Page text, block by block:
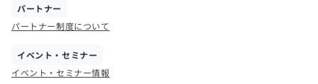
パートナー
パートナー制度について
イベント・セミナー
イベント・セミナー情報